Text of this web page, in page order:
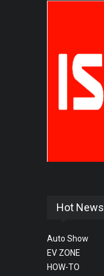
Hot News
Auto Show
EV ZONE
HOW-TO